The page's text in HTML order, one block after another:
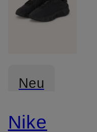
Neu
Nike